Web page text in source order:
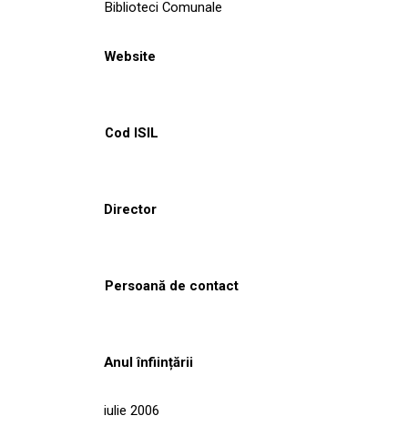
Biblioteci Comunale
Website
Cod ISIL
Director
Persoană de contact
Anul înființării
iulie 2006